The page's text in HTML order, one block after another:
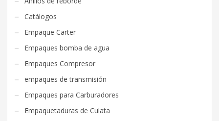
Catálogos
Empaque Carter
Empaques bomba de agua
Empaques Compresor
empaques de transmisión
Empaques para Carburadores
Empaquetaduras de Culata